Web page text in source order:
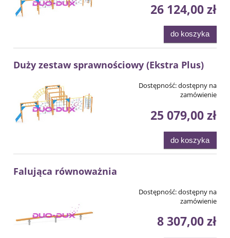
26 124,00 zł
do koszyka
Duży zestaw sprawnościowy (Ekstra Plus)
Dostępność:dostępny na
zamówienie
25 079,00 zł
do koszyka
Falująca równoważnia
Dostępność:dostępny na
zamówienie
8 307,00 zł